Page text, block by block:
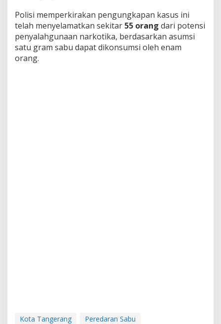
Polisi memperkirakan pengungkapan kasus ini
telah menyelamatkan sekitar 55 orang dari potensi
penyalahgunaan narkotika, berdasarkan asumsi
satu gram sabu dapat dikonsumsi oleh enam
orang.
Kota Tangerang
Peredaran Sabu